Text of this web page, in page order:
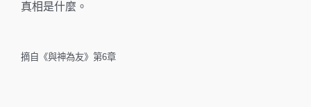
真相是什麼。
摘自《與神為友》第6章